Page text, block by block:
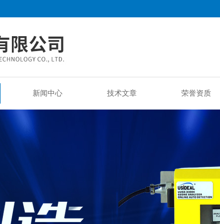
新闻中心 技术文章 荣誉资质